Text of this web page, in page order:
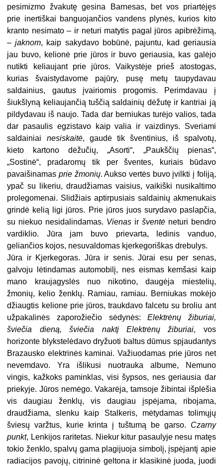
pesimizmo žvakutę gesina Barnesas, bet vos priartėjęs
prie inertiškai banguojančios vandens plynės, kurios kito
kranto nesimato – ir neturi matytis pagal jūros apibrėžimą,
–jaknom, kaip sakydavo bobūnė, pajuntu, kad geriausia
jau buvo, kelionė prie jūros ir buvo geriausia, kas galėjo
nutikti keliaujant prie jūros. Vaikystėje prieš atostogas,
kurias švaistydavome pajūry, pusę metų taupydavau
saldainius, gautus įvairiomis progomis. Perimdavau į
šiukšlyną keliaujančią tuščią saldainių dėžutę ir kantriai ją
pildydavau iš naujo. Tada dar berniukas turėjo valios, tada
dar pasaulis egzistavo kaip valia ir vaizdinys. Sveriami
saldainiai nesiskaitė, gaudė tik šventinius, iš spalvotų,
kieto kartono dėžučių, „Asorti“, „Paukščių pienas“,
„Sostinė“, pradaromų tik per šventes, kuriais būdavo
pavaišinamasprie žmonių. Aukso vertės buvo įvilkti į foliją,
ypač su likeriu, draudžiamas vaisius, vaikiški nusikaltimo
prolegomenai. Slidžiais aptirpusiais saldainių akmenukais
grindė kelią ligi jūros. Prie jūros juos surydavo paslapčia,
su niekuo nesidalindamas. Vienas ir šventėneturi bendro
vardiklio. Jūra jam buvo prievarta, ledinis vanduo,
geliančios kojos, nesuvaldomas kjerkegoriškas drebulys.
Jūra ir Kjerkegoras. Jūra ir senis. Jūrai esu per senas,
galvoju lėtindamas automobilį, nes eismas kemšasi kaip
mano kraujagyslės nuo nikotino, daugėja miestelių,
žmonių, kelio ženklų. Ramiau, ramiau. Berniukas mokėjo
džiaugtis kelione prie jūros, traukdavo falcetu su broliu ant
užpakalinės zaporožiečio sėdynės:Elektrėnų žiburiai,
šviečia dieną, šviečia naktį Elektrėnų žiburiai, vos
horizonte blykstelėdavo dryžuoti baltus dūmus spjaudantys
Brazausko elektrinės kaminai. Važiuodamas prie jūros net
nevemdavo. Yra išlikusi nuotrauka albume, Nemuno
vingis, kažkoks paminklas, visi šypsos, nes geriausia dar
priekyje. Jūros nemėgo. Vakarėja, tamsoje žibintai išplėšia
vis daugiau ženklų, vis daugiau įspėjama, ribojama,
draudžiama, slenku kaip Stalkeris, mėtydamas tolimųjų
šviesų varžtus, kurie krinta į tuštumą be garso. Czarny
punkt, Lenkijos raritetas. Niekur kitur pasaulyje nesu matęs
tokio ženklo, spalvų gama plagijuoja simbolį, įspėjantį apie
radiacijos pavojų, citrininė geltona ir klasikinė juoda, juodi